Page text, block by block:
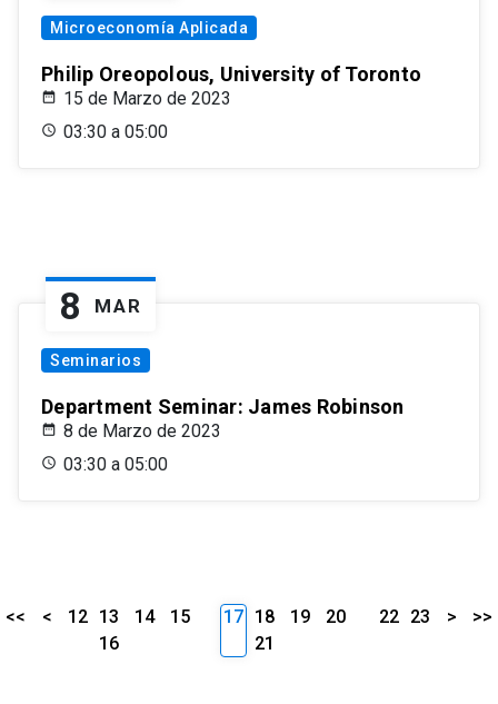
Microeconomía Aplicada
Philip Oreopolous, University of Toronto
15 de Marzo de 2023
03:30 a 05:00
8 MAR
Seminarios
Department Seminar: James Robinson
8 de Marzo de 2023
03:30 a 05:00
<< < 12 13 14
15
16
17 18 19
20
21
22 23 > >>